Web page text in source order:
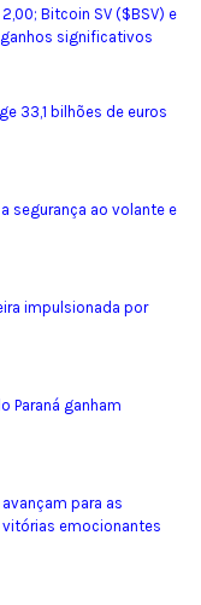
Bitcoin SV ($BSV) e
ganhos significativos
33,1 bilhões de euros
segurança ao volante e
impulsionada por
Paraná ganham
para as
vitórias emocionantes